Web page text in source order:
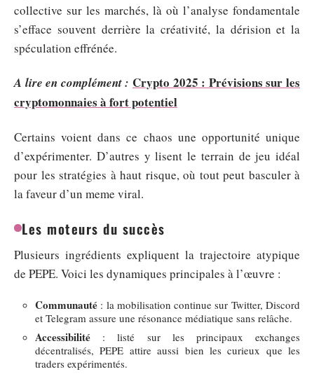
collective sur les marchés, là où l’analyse fondamentale
s’efface souvent derrière la créativité, la dérision et la
spéculation effrénée.
A lire en complément : Crypto 2025 : Prévisions sur les
cryptomonnaies à fort potentiel
Certains voient dans ce chaos une opportunité unique
d’expérimenter. D’autres y lisent le terrain de jeu idéal
pour les stratégies à haut risque, où tout peut basculer à
la faveur d’un meme viral.
Les moteurs du succès
Plusieurs ingrédients expliquent la trajectoire atypique
de PEPE. Voici les dynamiques principales à l’œuvre :
Communauté : la mobilisation continue sur Twitter, Discord
et Telegram assure une résonance médiatique sans relâche.
Accessibilité : listé sur les principaux exchanges
décentralisés, PEPE attire aussi bien les curieux que les
traders expérimentés.